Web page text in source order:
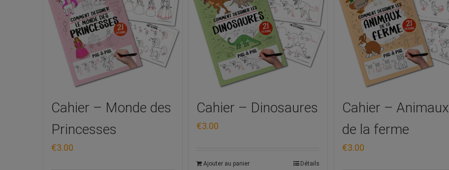
Cahier – Monde des
Princesses
€3.00
Cahier – Dinosaures
€3.00
Ajouter au panier Détails
Cahier – Animaux
de la ferme
€3.00